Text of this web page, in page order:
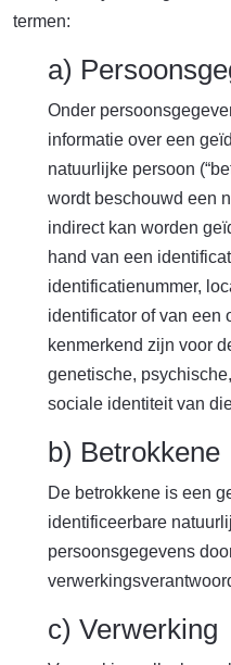
termen:
a)
Onder
informatie over een
natuurlijke persoon
wordt beschouwd een
indirect kan worden
hand van een
identificatienummer,
identificator of van een
kenmerkend zijn voor
genetische,
sociale identiteit van
b) Betrokkene
De betrokkene is een
identificeerbare
persoonsgegevens
c) Verwerking